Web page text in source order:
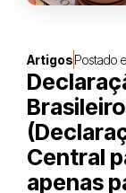
ArtigosPostado
Central
apenas